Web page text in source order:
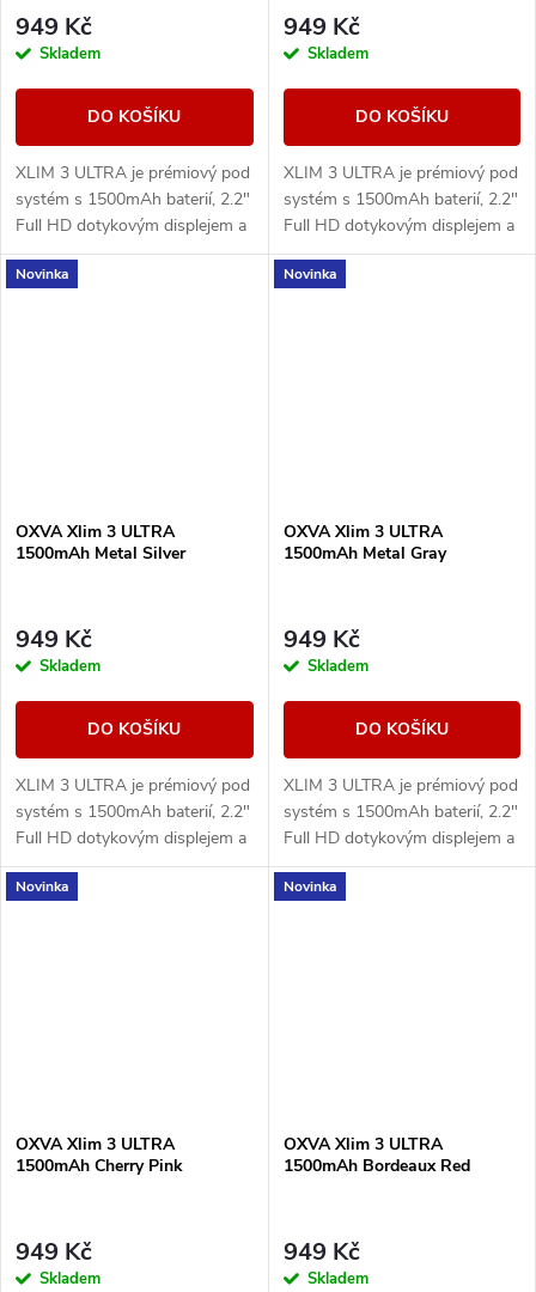
949 Kč
Skladem
DO KOŠÍKU
XLIM 3 ULTRA je prémiový pod
systém s 1500mAh baterií, 2.2"
Full HD dotykovým displejem a
technologií Super Pulse pro
stabilní výkon a výraznou chuť.
949 Kč
Skladem
DO KOŠÍKU
XLIM 3 ULTRA je prémiový pod
systém s 1500mAh baterií, 2.2"
Full HD dotykovým displejem a
technologií Super Pulse pro
stabilní výkon a výraznou chuť.
Novinka
OXVA Xlim 3 ULTRA
1500mAh Metal Silver
949 Kč
Skladem
DO KOŠÍKU
XLIM 3 ULTRA je prémiový pod
systém s 1500mAh baterií, 2.2"
Full HD dotykovým displejem a
technologií Super Pulse pro
stabilní výkon a výraznou chuť.
Novinka
OXVA Xlim 3 ULTRA
1500mAh Metal Gray
949 Kč
Skladem
DO KOŠÍKU
XLIM 3 ULTRA je prémiový pod
systém s 1500mAh baterií, 2.2"
Full HD dotykovým displejem a
technologií Super Pulse pro
stabilní výkon a výraznou chuť.
Novinka
OXVA Xlim 3 ULTRA
1500mAh Cherry Pink
949 Kč
Skladem
Novinka
OXVA Xlim 3 ULTRA
1500mAh Bordeaux Red
949 Kč
Skladem